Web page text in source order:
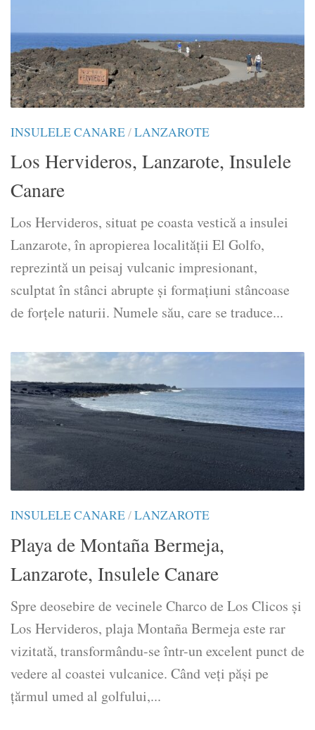
INSULELE CANARE/LANZAROTE
Los Hervideros, Lanzarote, Insulele
Canare
Los Hervideros, situat pe coasta vestică a insulei
Lanzarote, în apropierea localității El Golfo,
reprezintă un peisaj vulcanic impresionant,
sculptat în stânci abrupte și formațiuni stâncoase
de forțele naturii. Numele său, care se traduce...
INSULELE CANARE/LANZAROTE
Playa de Montaña Bermeja,
Lanzarote, Insulele Canare
Spre deosebire de vecinele Charco de Los Clicos și
Los Hervideros, plaja Montaña Bermeja este rar
vizitată, transformându-se într-un excelent punct de
vedere al coastei vulcanice. Când veți păși pe
țărmul umed al golfului,...